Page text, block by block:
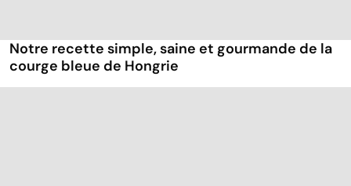
Notre recette simple, saine et gourmande de la
courge bleue de Hongrie